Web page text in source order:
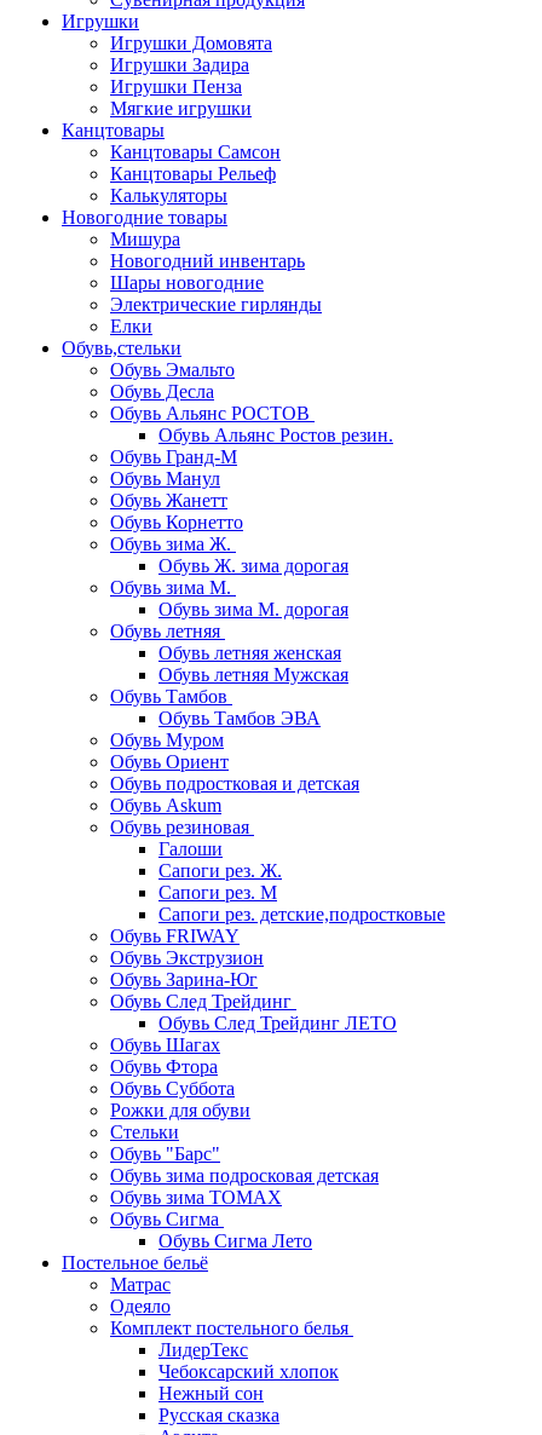
Игрушки
Игрушки Домовята
Игрушки Задира
Игрушки Пенза
Мягкие игрушки
Канцтовары
Канцтовары Самсон
Канцтовары Рельеф
Калькуляторы
Новогодние товары
Мишура
Новогодний инвентарь
Шары новогодние
Электрические гирлянды
Елки
Обувь,стельки
Обувь Эмальто
Обувь Десла
Обувь Альянс РОСТОВ
Обувь Альянс Ростов резин.
Обувь Гранд-М
Обувь Манул
Обувь Жанетт
Обувь Корнетто
Обувь зима Ж.
Обувь Ж. зима дорогая
Обувь зима М.
Обувь зима М. дорогая
Обувь летняя
Обувь летняя женская
Обувь летняя Мужская
Обувь Тамбов
Обувь Тамбов ЭВА
Обувь Муром
Обувь Ориент
Обувь подростковая и детская
Обувь Askum
Обувь резиновая
Галоши
Сапоги рез. Ж.
Сапоги рез. М
Сапоги рез. детские,подростковые
Обувь FRIWAY
Обувь Экструзион
Обувь Зарина-Юг
Обувь След Трейдинг
Обувь След Трейдинг ЛЕТО
Обувь Шагах
Обувь Фтора
Обувь Суббота
Рожки для обуви
Стельки
Обувь "Барс"
Обувь зима подросковая детская
Обувь зима ТОМАХ
Обувь Сигма
Обувь Сигма Лето
Постельное бельё
Матрас
Одеяло
Комплект постельного белья
ЛидерТекс
Чебоксарский хлопок
Нежный сон
Русская сказка